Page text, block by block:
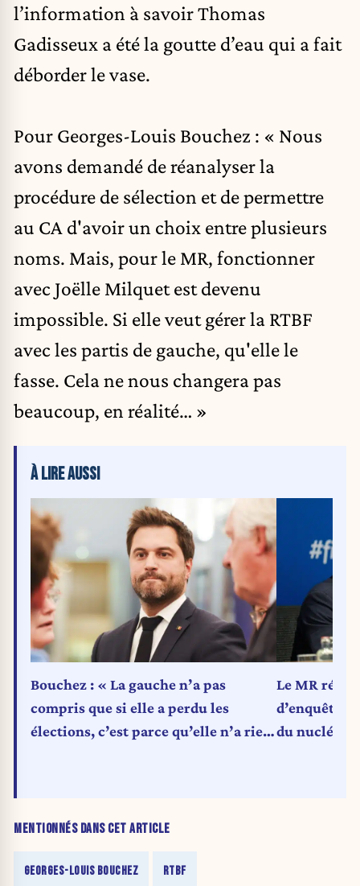
l’information à savoir Thomas
Gadisseux a été la goutte d’eau qui a fait
déborder le vase.
Pour Georges-Louis Bouchez : « Nous
avons demandé de réanalyser la
procédure de sélection et de permettre
au CA d'avoir un choix entre plusieurs
noms. Mais, pour le MR, fonctionner
avec Joëlle Milquet est devenu
impossible. Si elle veut gérer la RTBF
avec les partis de gauche, qu'elle le
fasse. Cela ne nous changera pas
beaucoup, en réalité… »
MENTIONNÉS DANS CET ARTICLE
GEORGES-LOUIS BOUCHEZ RTBF
À LIRE AUSSI
Bouchez : « La gauche n’a pas
compris que si elle a perdu les
élections, c’est parce qu’elle n’a rien
Le MR
d’enquête sur
du nucléaire